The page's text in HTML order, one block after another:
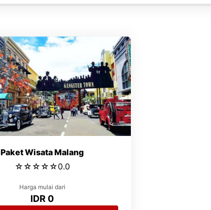
Paket Wisata Malang
☆ ☆ ☆ ☆ ☆0.0
Harga mulai dari
IDR 0